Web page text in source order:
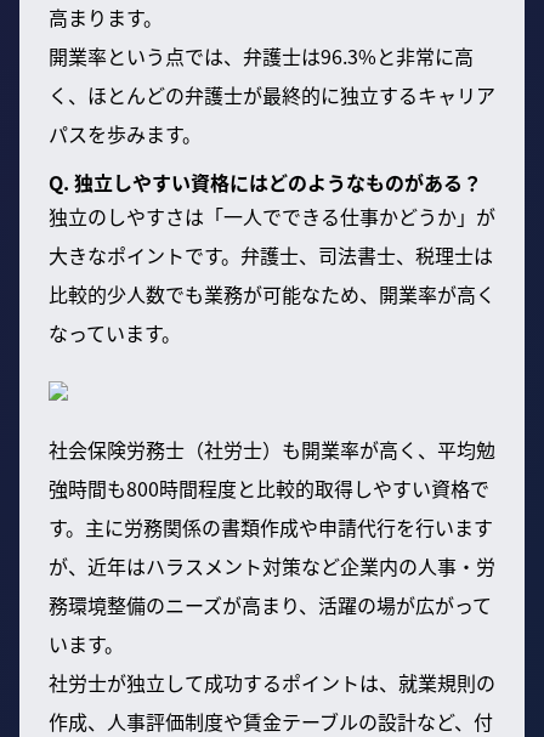
高まります。
開業率という点では、弁護士は96.3%と非常に高
く、ほとんどの弁護士が最終的に独立するキャリア
パスを歩みます。
Q. 独立しやすい資格にはどのようなものがある？
独立のしやすさは「一人でできる仕事かどうか」が
大きなポイントです。弁護士、司法書士、税理士は
比較的少人数でも業務が可能なため、開業率が高く
なっています。
社会保険労務士（社労士）も開業率が高く、平均勉
強時間も800時間程度と比較的取得しやすい資格で
す。主に労務関係の書類作成や申請代行を行います
が、近年はハラスメント対策など企業内の人事・労
務環境整備のニーズが高まり、活躍の場が広がって
います。
社労士が独立して成功するポイントは、就業規則の
作成、人事評価制度や賃金テーブルの設計など、付